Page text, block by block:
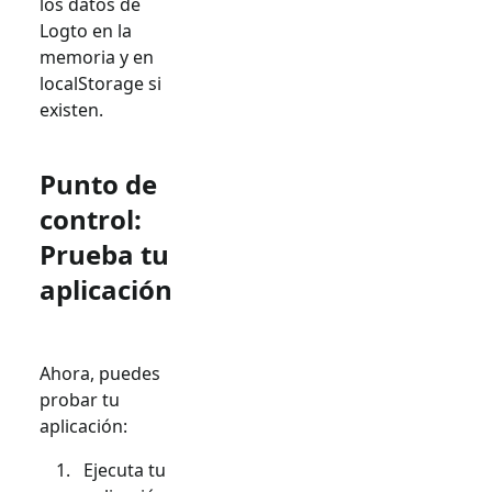
Logto en la
memoria y en
localStorage si
existen.
Punto de
control:
Prueba tu
aplicación
Ahora, puedes
probar tu
aplicación:
Ejecuta tu